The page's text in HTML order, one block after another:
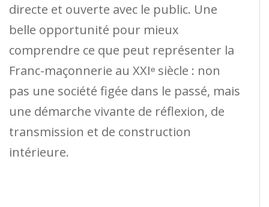
directe et ouverte avec le public. Une
belle opportunité pour mieux
comprendre ce que peut représenter la
Franc-maçonnerie au XXIᵉ siècle : non
pas une société figée dans le passé, mais
une démarche vivante de réflexion, de
transmission et de construction
intérieure.